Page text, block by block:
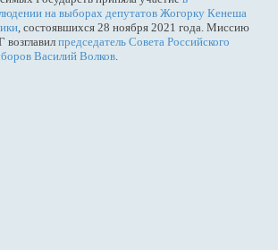
на выборах депутатов Жогорку Кенеша
, состоявшихся 28 ноября 2021 года. Миссию
председатель Совета Российского
Василий Волков.